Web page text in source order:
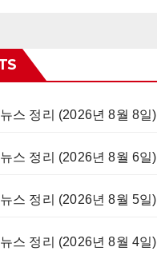
스 정리 (2026년 8월 8일)
스 정리 (2026년 8월 6일)
스 정리 (2026년 8월 5일)
스 정리 (2026년 8월 4일)